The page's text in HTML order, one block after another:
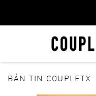
BẢN TIN COUPLETX